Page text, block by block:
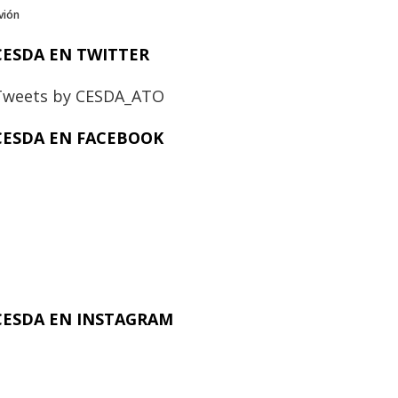
EN TWITTER
by CESDA_ATO
EN FACEBOOK
EN INSTAGRAM